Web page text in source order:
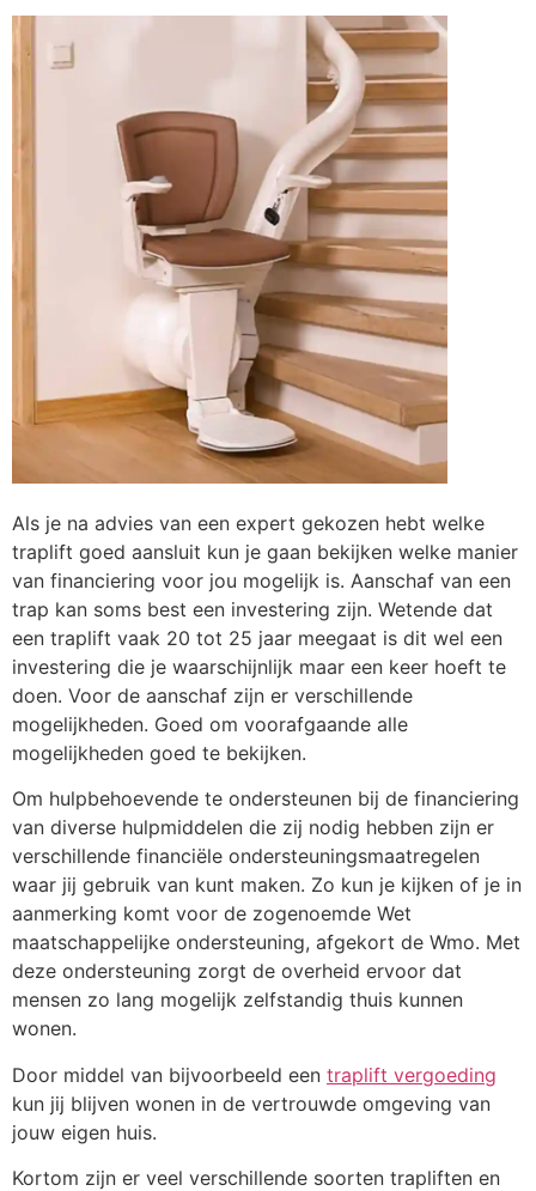
Als je na advies van een expert gekozen hebt welke
traplift goed aansluit kun je gaan bekijken welke manier
van financiering voor jou mogelijk is. Aanschaf van een
trap kan soms best een investering zijn. Wetende dat
een traplift vaak 20 tot 25 jaar meegaat is dit wel een
investering die je waarschijnlijk maar een keer hoeft te
doen. Voor de aanschaf zijn er verschillende
mogelijkheden. Goed om voorafgaande alle
mogelijkheden goed te bekijken.
Om hulpbehoevende te ondersteunen bij de financiering
van diverse hulpmiddelen die zij nodig hebben zijn er
verschillende financiële ondersteuningsmaatregelen
waar jij gebruik van kunt maken. Zo kun je kijken of je in
aanmerking komt voor de zogenoemde Wet
maatschappelijke ondersteuning, afgekort de Wmo. Met
deze ondersteuning zorgt de overheid ervoor dat
mensen zo lang mogelijk zelfstandig thuis kunnen
wonen.
Door middel van bijvoorbeeld een traplift vergoeding
kun jij blijven wonen in de vertrouwde omgeving van
jouw eigen huis.
Kortom zijn er veel verschillende soorten trapliften en